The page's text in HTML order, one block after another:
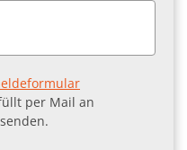
per Mail an
senden.